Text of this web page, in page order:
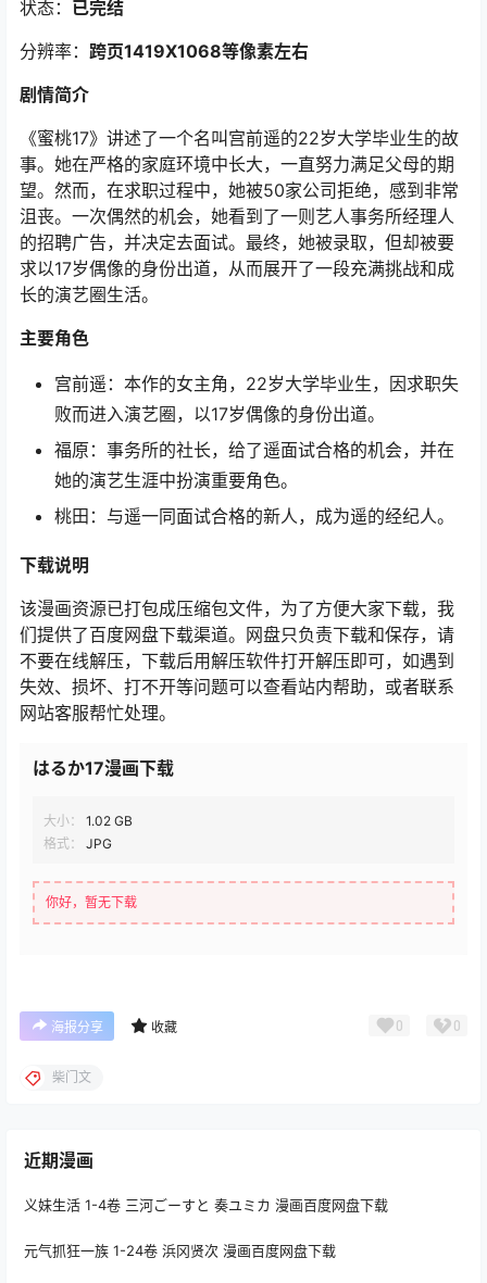
状态： 已完结
分辨率： 跨页1419X1068等像素左右
剧情简介
《蜜桃17》讲述了一个名叫宫前遥的22岁大学毕业生的故
事。她在严格的家庭环境中长大，一直努力满足父母的期
望。然而，在求职过程中，她被50家公司拒绝，感到非常
沮丧。一次偶然的机会，她看到了一则艺人事务所经理人
的招聘广告，并决定去面试。最终，她被录取，但却被要
求以17岁偶像的身份出道，从而展开了一段充满挑战和成
长的演艺圈生活。
主要角色
宫前遥：本作的女主角，22岁大学毕业生，因求职失
败而进入演艺圈，以17岁偶像的身份出道。
福原：事务所的社长，给了遥面试合格的机会，并在
她的演艺生涯中扮演重要角色。
桃田：与遥一同面试合格的新人，成为遥的经纪人。
下载说明
该漫画资源已打包成压缩包文件，为了方便大家下载，我
们提供了百度网盘下载渠道。网盘只负责下载和保存，请
不要在线解压，下载后用解压软件打开解压即可，如遇到
失效、损坏、打不开等问题可以查看站内帮助，或者联系
网站客服帮忙处理。
はるか17漫画下载
大小：
1.02 GB
格式：
JPG
你好，暂无下载
海报分享 收藏 0 0
柴门文
近期漫画
义妹生活 1-4卷 三河ごーすと 奏ユミカ 漫画百度网盘下载
元气抓狂一族 1-24卷 浜冈贤次 漫画百度网盘下载